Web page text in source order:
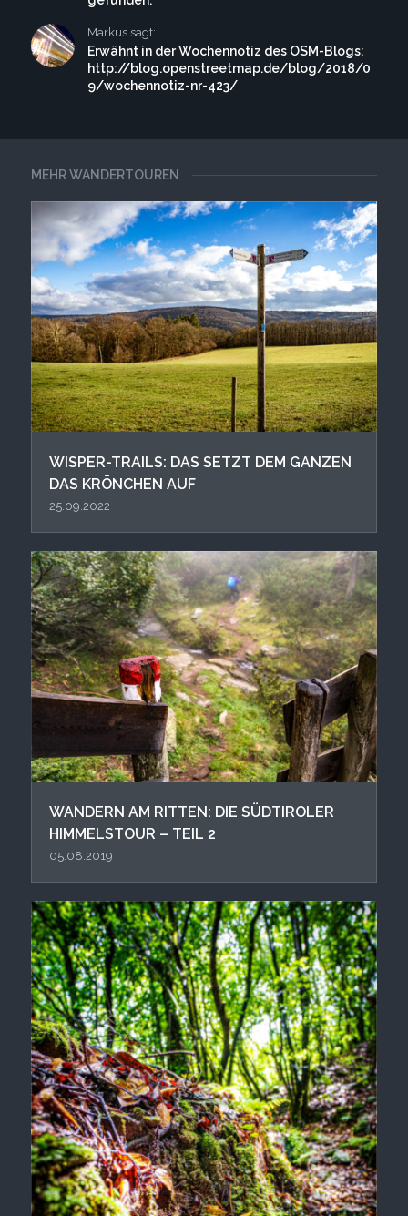
MEHR WANDERTOUREN
WISPER-TRAILS: DAS SETZT DEM GANZEN
DAS KRÖNCHEN AUF
25.09.2022
WANDERN AM RITTEN: DIE SÜDTIROLER
HIMMELSTOUR – TEIL 2
05.08.2019
Markus sagt:
Erwähnt in der Wochennotiz des OSM-Blogs:
http://blog.openstreetmap.de/blog/2018/0
9/wochennotiz-nr-423/